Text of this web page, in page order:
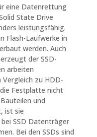
eine Datenrettung
State Drive
leistungsfähig.
Flash-Laufwerke in
werden. Auch
der SSD-
arbeiten
zu HDD-
Festplatte nicht
und
ist sie
SSD Datenträger
Bei den SSDs sind